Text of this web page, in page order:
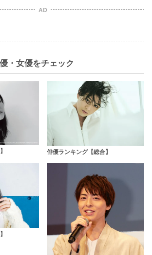
AD
・女優をチェック
俳優ランキング【総合】